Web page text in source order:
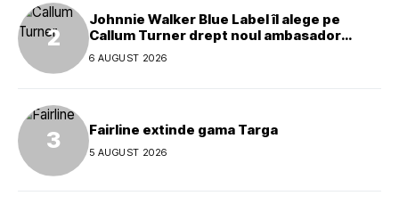
Johnnie Walker Blue Label îl alege pe
Callum Turner drept noul ambasador
global al mărcii
6 AUGUST 2026
Fairline extinde gama Targa
5 AUGUST 2026